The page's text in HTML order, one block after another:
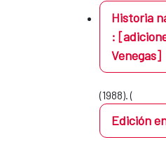
Historia
:
Venegas]
(1988). (
Edición